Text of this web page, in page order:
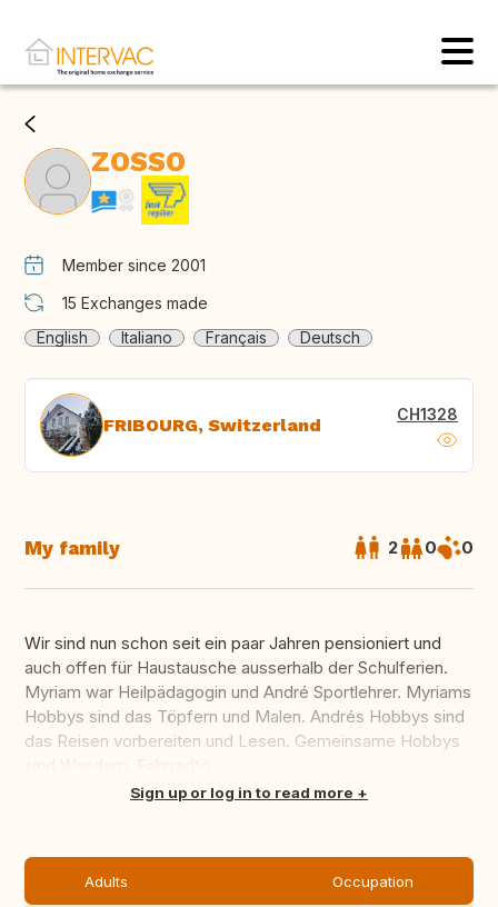
ZOSSO
Member since 2001
15 Exchanges made
English
Italiano Français Deutsch
FRIBOURG, Switzerland CH1328
My family 2 0 0
Wir sind nun schon seit ein paar Jahren pensioniert und
auch offen für Haustausche ausserhalb der Schulferien.
Myriam war Heilpädagogin und André Sportlehrer. Myriams
Hobbys sind das Töpfern und Malen. Andrés Hobbys sind
das Reisen vorbereiten und Lesen. Gemeinsame Hobbys
Translate thisSign up or log in to read more
Adults Occupation